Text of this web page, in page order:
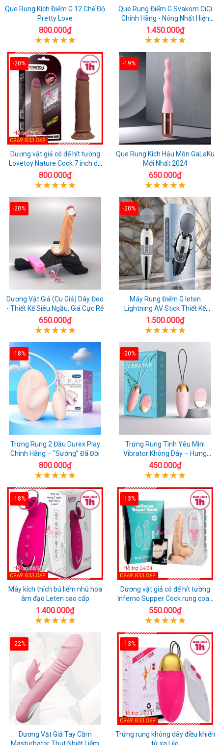
Que Rung Kích Điểm G 12 Chế Độ
Pretty Love
800.000₫
Que Rung Điểm G Svakom CiCi
Chính Hãng - Nóng Nhất Hiện
Nay
1.450.000₫
-20%
Dương vật giả có đế hít tường
Lovetoy Nature Cock 7 inch da
đen
800.000₫
-19%
Que Rung Kích Hậu Môn GaLaKu
Mới Nhất 2024
650.000₫
-20%
Dương Vật Giả (Cu Giả) Dây Đeo
- Thiết Kế Siêu Ngầu, Giá Cực Rẻ
650.000₫
-20%
Máy Rung Điểm G leten
Lightning AV Stick Thiết Kế
Thông Minh
1.500.000₫
-18%
Trứng Rung 2 Đầu Durex Play
Chính Hãng – “Sướng” Đã Đời
800.000₫
-20%
Trứng Rung Tình Yêu Mini
Vibrator Không Dây – Hưng
Phấn Mọi Nơi
450.000₫
-18%
Máy kích thích bú liếm nhũ hoa
âm đạo Leten cao cấp
1.400.000₫
-13%
Dương vật giả có đế hít tường
Inferno Supper Cock rung coay
7 chế độ
550.000₫
-22%
Dương Vật Giả Tay Cầm
Masturbator Thụt Nhiệt Liếm
-13%
Trứng rung không dây điều khiển
từ xa Lilo